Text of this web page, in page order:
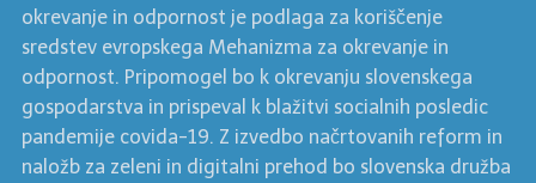
okrevanje in odpornost je podlaga za koriščenje
sredstev evropskega Mehanizma za okrevanje in
odpornost. Pripomogel bo k okrevanju slovenskega
gospodarstva in prispeval k blažitvi socialnih posledic
pandemije covida-19. Z izvedbo načrtovanih reform in
naložb za zeleni in digitalni prehod bo slovenska družba